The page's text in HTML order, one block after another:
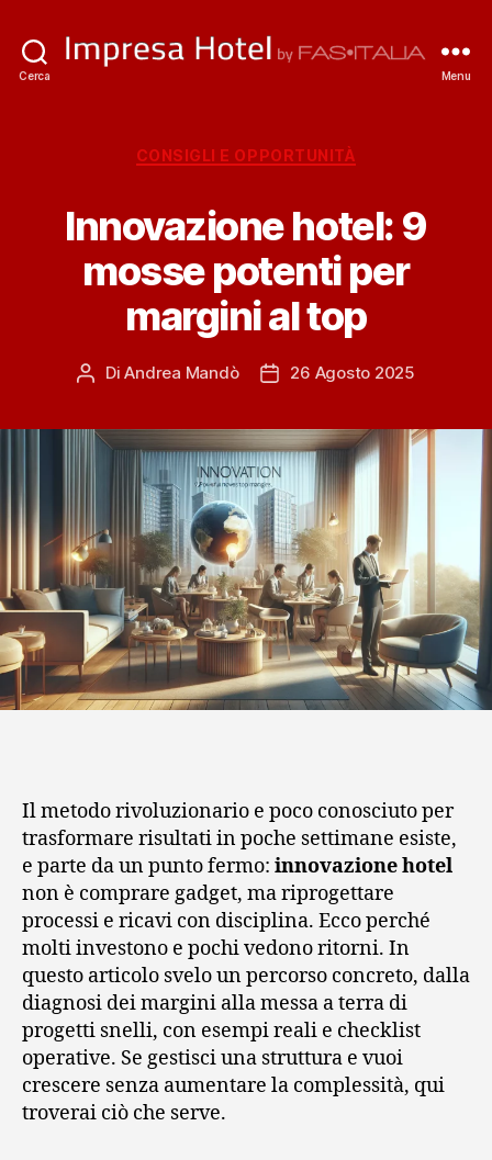
Cerca Menu
Categorie
CONSIGLI E OPPORTUNITÀ
Innovazione hotel: 9
mosse potenti per
margini al top
Autore
DiAndrea Mandò
Data26 Agosto 2025
Il metodo rivoluzionario e poco conosciuto per
trasformare risultati in poche settimane esiste,
e parte da un punto fermo: innovazione hotel
non è comprare gadget, ma riprogettare
processi e ricavi con disciplina. Ecco perché
molti investono e pochi vedono ritorni. In
questo articolo svelo un percorso concreto, dalla
diagnosi dei margini alla messa a terra di
progetti snelli, con esempi reali e checklist
operative. Se gestisci una struttura e vuoi
crescere senza aumentare la complessità, qui
troverai ciò che serve.